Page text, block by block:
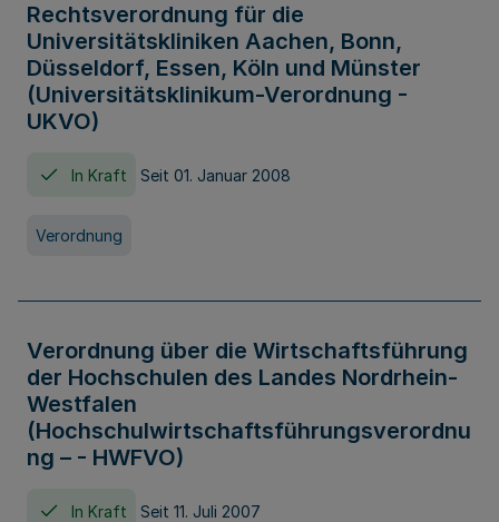
Rechtsverordnung für die
Universitätskliniken Aachen, Bonn,
Düsseldorf, Essen, Köln und Münster
(Universitätsklinikum-Verordnung -
UKVO)
In Kraft Seit 01. Januar 2008
Verordnung
Verordnung über die Wirtschaftsführung
der Hochschulen des Landes Nordrhein-
Westfalen
(Hochschulwirtschaftsführungsverordnu
ng – - HWFVO)
In Kraft Seit 11. Juli 2007